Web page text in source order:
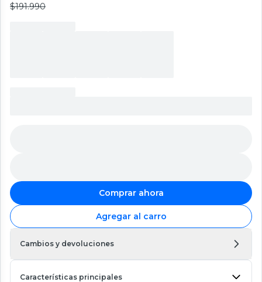
$191.990
Comprar ahora
Agregar al carro
Cambios y devoluciones
Características principales